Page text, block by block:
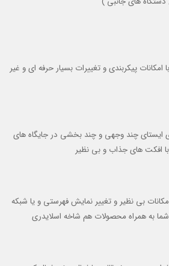
امکانات پیکربندی و تغییرات بسیار حرفه ای و غیر
ایستای چند وجهی و چند بخشی در جایگاه های
افکت های جذاب و بی نظیر
بی نظیر و تغییر نمایش فهرستی و یا شبکه
به همراه محصولات هم شاخه اسلایدری